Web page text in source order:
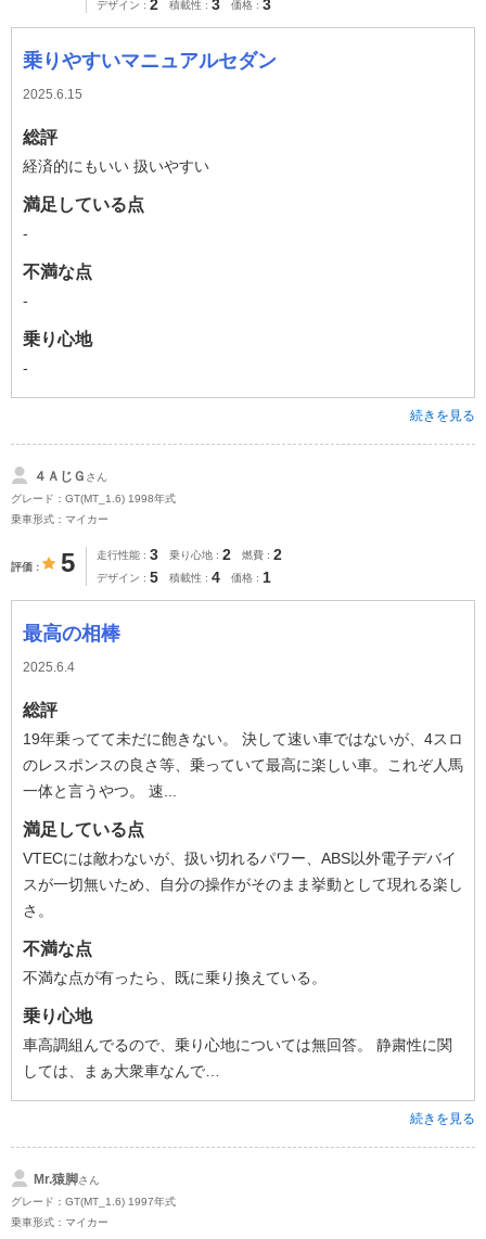
デザイン 2 積載性 3 価格 3
乗りやすいマニュアルセダン
2025.6.15
総評
経済的にもいい 扱いやすい
満足している点
-
不満な点
-
乗り心地
-
続きを見る
４ＡじＧ さん
グレード：GT(MT_1.6) 1998年式
乗車形式：マイカー
評価 5 走行性能 3 乗り心地 2 燃費 2
デザイン 5 積載性 4 価格 1
最高の相棒
2025.6.4
総評
19年乗ってて未だに飽きない。 決して速い車ではないが、4スロ
のレスポンスの良さ等、乗っていて最高に楽しい車。これぞ人馬
一体と言うやつ。 速...
満足している点
VTECには敵わないが、扱い切れるパワー、ABS以外電子デバイ
スが一切無いため、自分の操作がそのまま挙動として現れる楽し
さ。
不満な点
不満な点が有ったら、既に乗り換えている。
乗り心地
車高調組んでるので、乗り心地については無回答。 静粛性に関
しては、まぁ大衆車なんで…
続きを見る
Mr.猿脚さん
グレード：GT(MT_1.6) 1997年式
乗車形式：マイカー